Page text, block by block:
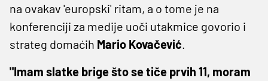
na ovakav 'europski' ritam, a o tome je na
konferenciji za medije uoči utakmice govorio i
strateg domaćih Mario Kovačević
"Imam slatke brige što se tiče prvih 11, moram